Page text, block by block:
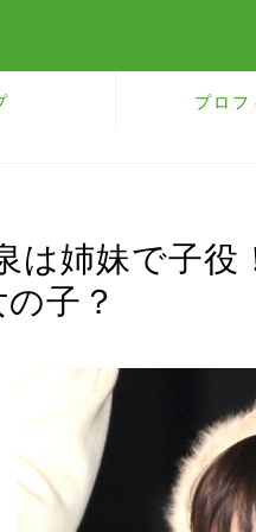
プロ
は姉妹で子役
子？